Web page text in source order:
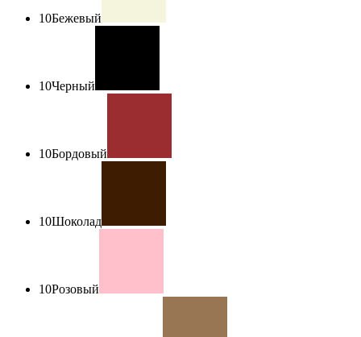
10Бежевый
10Черный
10Бордовый
10Шоколад
10Розовый